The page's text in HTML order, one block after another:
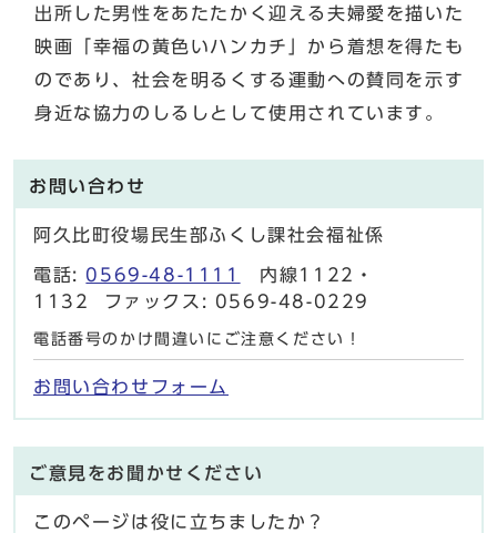
出所した男性をあたたかく迎える夫婦愛を描いた
映画「幸福の黄色いハンカチ」から着想を得たも
のであり、社会を明るくする運動への賛同を示す
身近な協力のしるしとして使用されています。
お問い合わせ
阿久比町役場民生部ふくし課社会福祉係
電話: 0569-48-1111
内線1122・
1132 ファックス: 0569-48-0229
電話番号のかけ間違いにご注意ください！
お問い合わせフォーム
ご意見をお聞かせください
このページは役に立ちましたか？